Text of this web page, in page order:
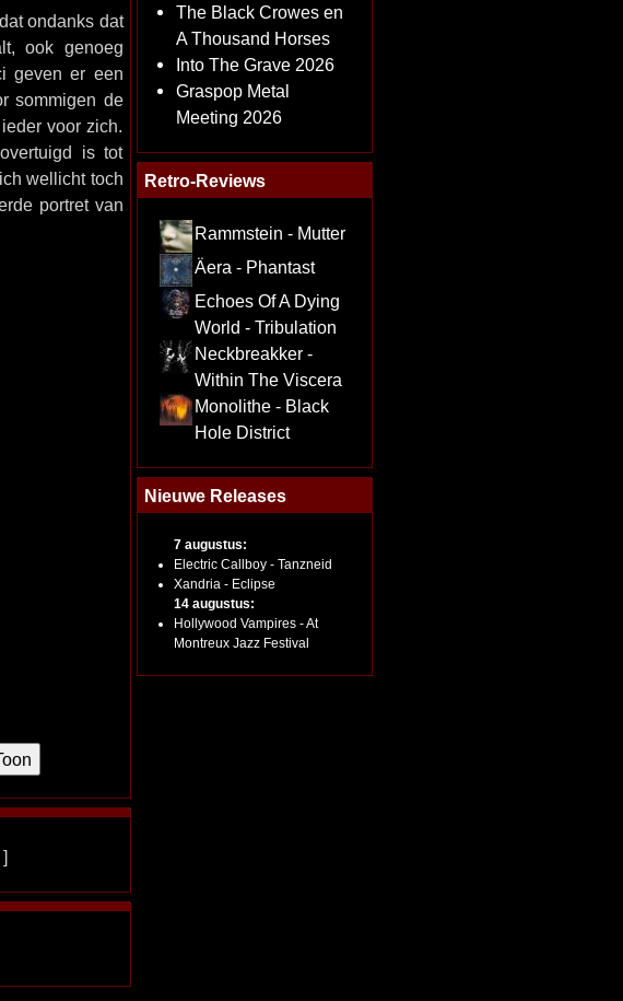
ondanks dat
ook genoeg
geven er een
sommigen de
voor zich.
is tot
wellicht toch
portret van
]
The Black Crowes en
A Thousand Horses
Into The Grave 2026
Graspop Metal
Meeting 2026
Retro-Reviews
Rammstein - Mutter
Äera - Phantast
Echoes Of A Dying
World - Tribulation
Neckbreakker -
Within The Viscera
Monolithe - Black
Hole District
Nieuwe Releases
7 augustus:
Electric Callboy - Tanzneid
Xandria - Eclipse
14 augustus:
Hollywood Vampires - At
Montreux Jazz Festival